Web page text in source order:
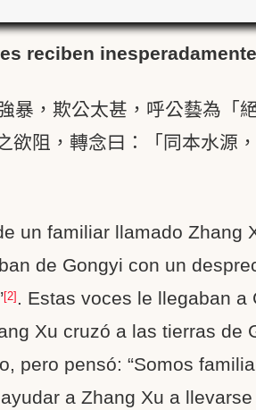
reciben
暴，欺公太甚，呼公藝為「
阻，轉念曰：「同本水源
un familiar llamado Zhang
de Gongyi con un
[2] . Estas voces le llegaban a
Xu cruzó a las tierras de
pero pensó: “Somos
a Zhang Xu a